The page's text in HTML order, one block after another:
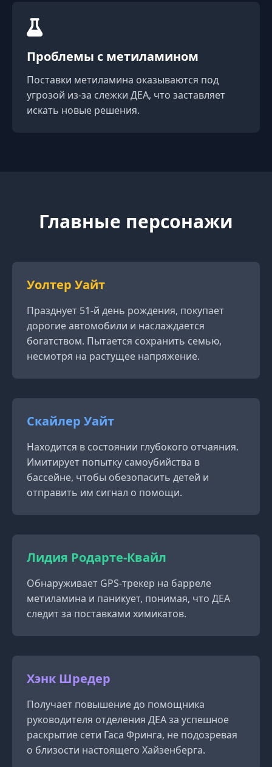
Проблемы с метиламином
Поставки метиламина оказываются под
угрозой из-за слежки ДЕА, что заставляет
искать новые решения.
Главные персонажи
Уолтер Уайт
Празднует 51-й день рождения, покупает
дорогие автомобили и наслаждается
богатством. Пытается сохранить семью,
несмотря на растущее напряжение.
Скайлер Уайт
Находится в состоянии глубокого отчаяния.
Имитирует попытку самоубийства в
бассейне, чтобы обезопасить детей и
отправить им сигнал о помощи.
Лидия Родарте-Квайл
Обнаруживает GPS-трекер на барреле
метиламина и паникует, понимая, что ДЕА
следит за поставками химикатов.
Хэнк Шредер
Получает повышение до помощника
руководителя отделения ДЕА за успешное
раскрытие сети Гаса Фринга, не подозревая
о близости настоящего Хайзенберга.